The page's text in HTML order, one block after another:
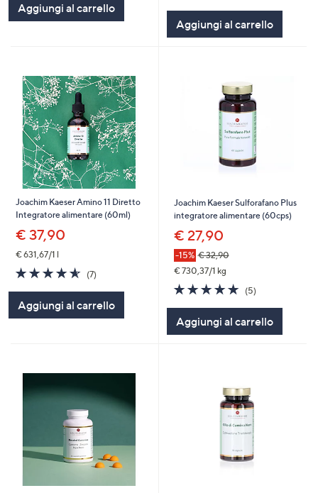
Stars
Aggiungi al carrello
Stars
Aggiungi al carrello
Joachim Kaeser Amino 11 Diretto
Integratore alimentare (60ml)
€ 37,90
€ 631,67/1 l
4.6
of
Stars
(7)7
Aggiungi al carrello
Joachim Kaeser Sulforafano Plus
integratore alimentare (60cps)
€ 27,90
-15% € 32,90
€ 730,37/1 kg
5.0
of
Stars
(5)5
Aggiungi al carrello